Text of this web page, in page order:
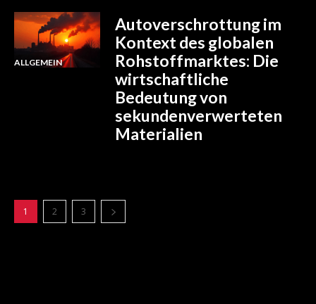
ALLGEMEIN
Autoverschrottung im
Kontext des globalen
Rohstoffmarktes: Die
wirtschaftliche
Bedeutung von
sekundenverwerteten
Materialien
1 2 3